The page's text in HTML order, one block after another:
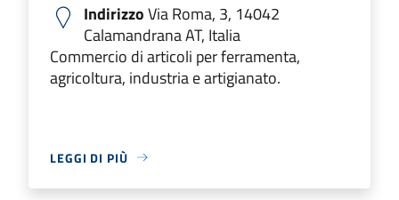
IndirizzoVia Roma, 3, 14042
Calamandrana AT, Italia
Commercio di articoli per ferramenta,
agricoltura, industria e artigianato.
LEGGI DI PIÙ